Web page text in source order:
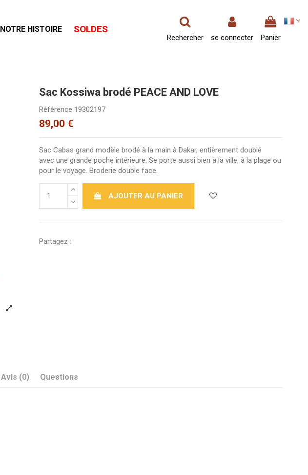
NOTRE HISTOIRE SOLDES
Rechercher se connecter Panier
Sac Kossiwa brodé PEACE AND LOVE
Référence 19302197
89,00 €
Sac Cabas grand modèle brodé à la main à Dakar, entièrement doublé
avec une grande poche intérieure. Se porte aussi bien à la ville, à la plage ou
pour le voyage. Broderie double face.
AJOUTER AU PANIER
Partagez :
Avis (0) Questions